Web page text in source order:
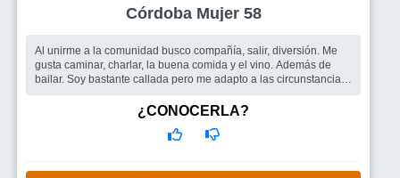
Córdoba Mujer 58
Al unirme a la comunidad busco compañía, salir, diversión. Me
gusta caminar, charlar, la buena comida y el vino. Además de
bailar. Soy bastante callada pero me adapto a las circunstancias
¿CONOCERLA?